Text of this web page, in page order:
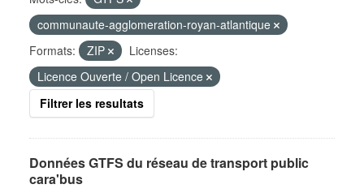
communaute-agglomeration-royan-atlantique
Formats:
ZIP
Licenses:
Licence Ouverte / Open Licence
Filtrer les resultats
Données GTFS du réseau de transport public
cara'bus